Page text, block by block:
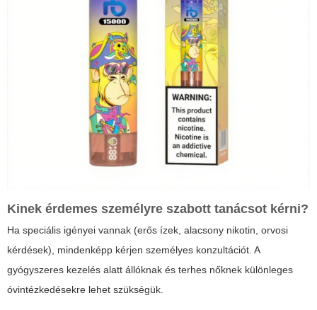
Kinek érdemes személyre szabott tanácsot kérni?
Ha speciális igényei vannak (erős ízek, alacsony nikotin, orvosi
kérdések), mindenképp kérjen személyes konzultációt. A
gyógyszeres kezelés alatt állóknak és terhes nőknek különleges
óvintézkedésekre lehet szükségük.